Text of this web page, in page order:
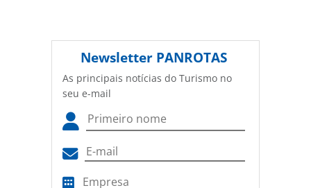
Newsletter PANROTAS
As principais notícias do Turismo no
seu e-mail